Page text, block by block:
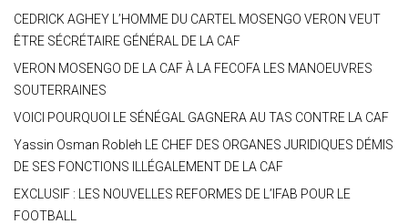
CEDRICK AGHEY L’HOMME DU CARTEL MOSENGO VERON VEUT
ÊTRE SÉCRÉTAIRE GÉNÉRAL DE LA CAF
VERON MOSENGO DE LA CAF À LA FECOFA LES MANOEUVRES
SOUTERRAINES
VOICI POURQUOI LE SÉNÉGAL GAGNERA AU TAS CONTRE LA CAF
Yassin Osman Robleh LE CHEF DES ORGANES JURIDIQUES DÉMIS
DE SES FONCTIONS ILLÉGALEMENT DE LA CAF
EXCLUSIF : LES NOUVELLES REFORMES DE L’IFAB POUR LE
FOOTBALL